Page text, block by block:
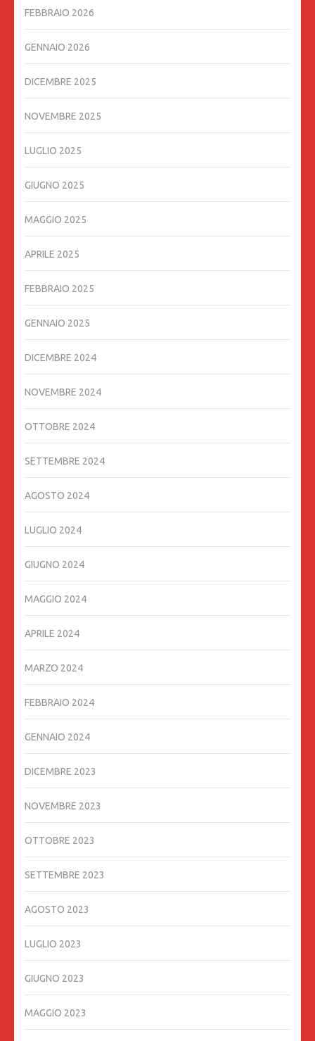
FEBBRAIO 2026
GENNAIO 2026
DICEMBRE 2025
NOVEMBRE 2025
LUGLIO 2025
GIUGNO 2025
MAGGIO 2025
APRILE 2025
FEBBRAIO 2025
GENNAIO 2025
DICEMBRE 2024
NOVEMBRE 2024
OTTOBRE 2024
SETTEMBRE 2024
AGOSTO 2024
LUGLIO 2024
GIUGNO 2024
MAGGIO 2024
APRILE 2024
MARZO 2024
FEBBRAIO 2024
GENNAIO 2024
DICEMBRE 2023
NOVEMBRE 2023
OTTOBRE 2023
SETTEMBRE 2023
AGOSTO 2023
LUGLIO 2023
GIUGNO 2023
MAGGIO 2023